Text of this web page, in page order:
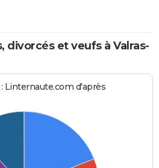
divorcés et veufs à Valras-
Linternaute.com d'après